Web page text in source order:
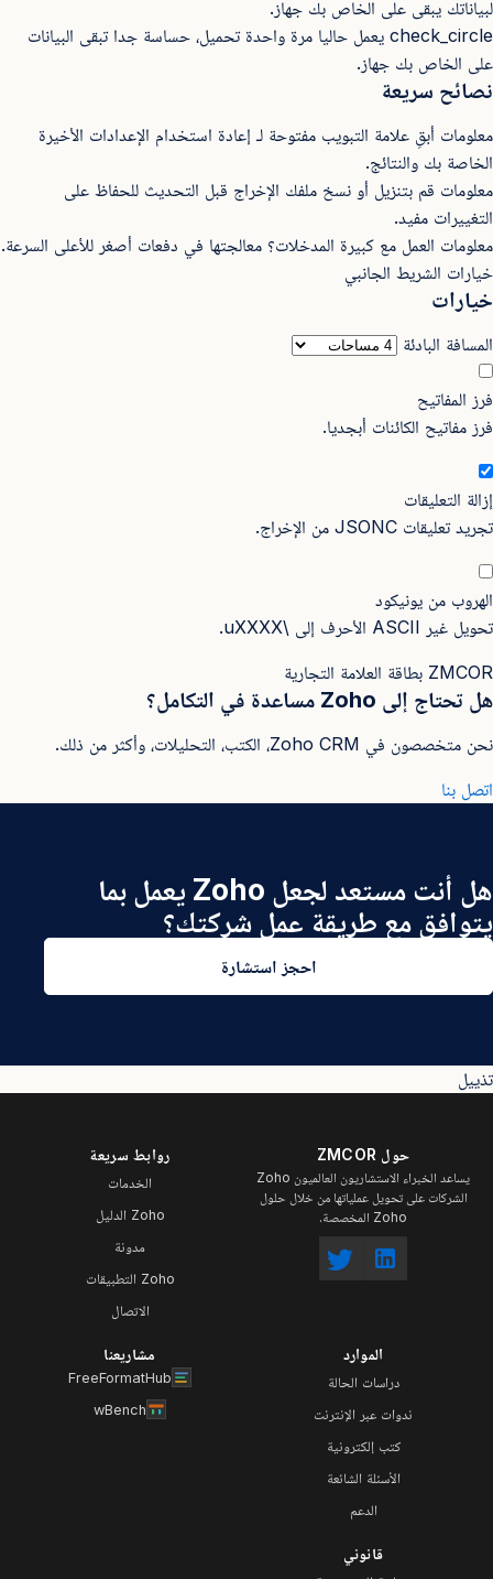
لبياناتك يبقى على الخاص بك جهاز.
check_circle يعمل حاليا مرة واحدة تحميل، حساسة جدا تبقى البيانات
على الخاص بك جهاز.
نصائح سريعة
معلومات أبقِ علامة التبويب مفتوحة لـ إعادة استخدام الإعدادات الأخيرة
الخاصة بك والنتائج.
معلومات قم بتنزيل أو نسخ ملفك الإخراج قبل التحديث للحفاظ على
التغييرات مفيد.
معلومات العمل مع كبيرة المدخلات؟ معالجتها في دفعات أصغر للأعلى السرعة.
خيارات الشريط الجانبي
خيارات
المسافة البادئة
فرز المفاتيح
فرز مفاتيح الكائنات أبجديا.
إزالة التعليقات
تجريد تعليقات JSONC من الإخراج.
الهروب من يونيكود
تحويل غير ASCII الأحرف إلى \uXXXX.
ZMCOR بطاقة العلامة التجارية
هل تحتاج إلى Zoho مساعدة في التكامل؟
نحن متخصصون في Zoho CRM، الكتب، التحليلات، وأكثر من ذلك.
اتصل بنا
هل أنت مستعد لجعل Zoho يعمل بما
يتوافق مع طريقة عمل شركتك؟
احجز استشارة
تذييل
حول ZMCOR
يساعد الخبراء الاستشاريون العالميون Zoho
الشركات على تحويل عملياتها من خلال حلول
Zoho المخصصة.
روابط سريعة
الخدمات
Zoho الدليل
مدونة
Zoho التطبيقات
الاتصال
الموارد
دراسات الحالة
ندوات عبر الإنترنت
كتب إلكترونية
الأسئلة الشائعة
الدعم
مشاريعنا
FreeFormatHub
wBench
قانوني